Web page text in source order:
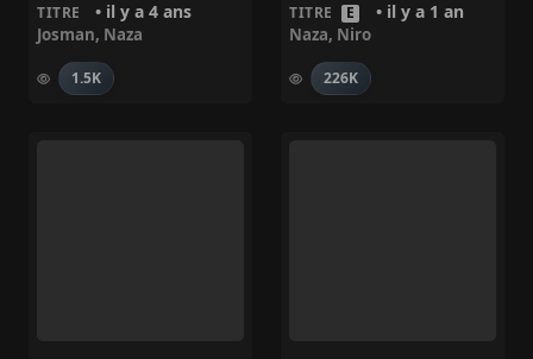
TITRE • il y a 4 ans
Josman, Naza
1.5K
TITRE E • il y a 1 an
Naza, Niro
226K